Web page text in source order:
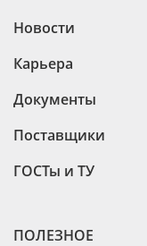
Лист г/к
Лист г/к
Лист г/к
Новости
Карьера
Документы
Поставщики
ГОСТы и ТУ
ПОЛЕЗНОЕ